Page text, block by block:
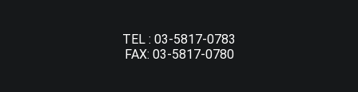
TEL : 03-5817-0783
FAX: 03-5817-0780